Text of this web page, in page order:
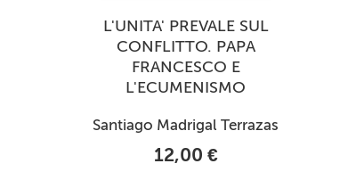
L'UNITA' PREVALE SUL
CONFLITTO. PAPA
FRANCESCO E
L'ECUMENISMO
Santiago Madrigal Terrazas
12,00 €